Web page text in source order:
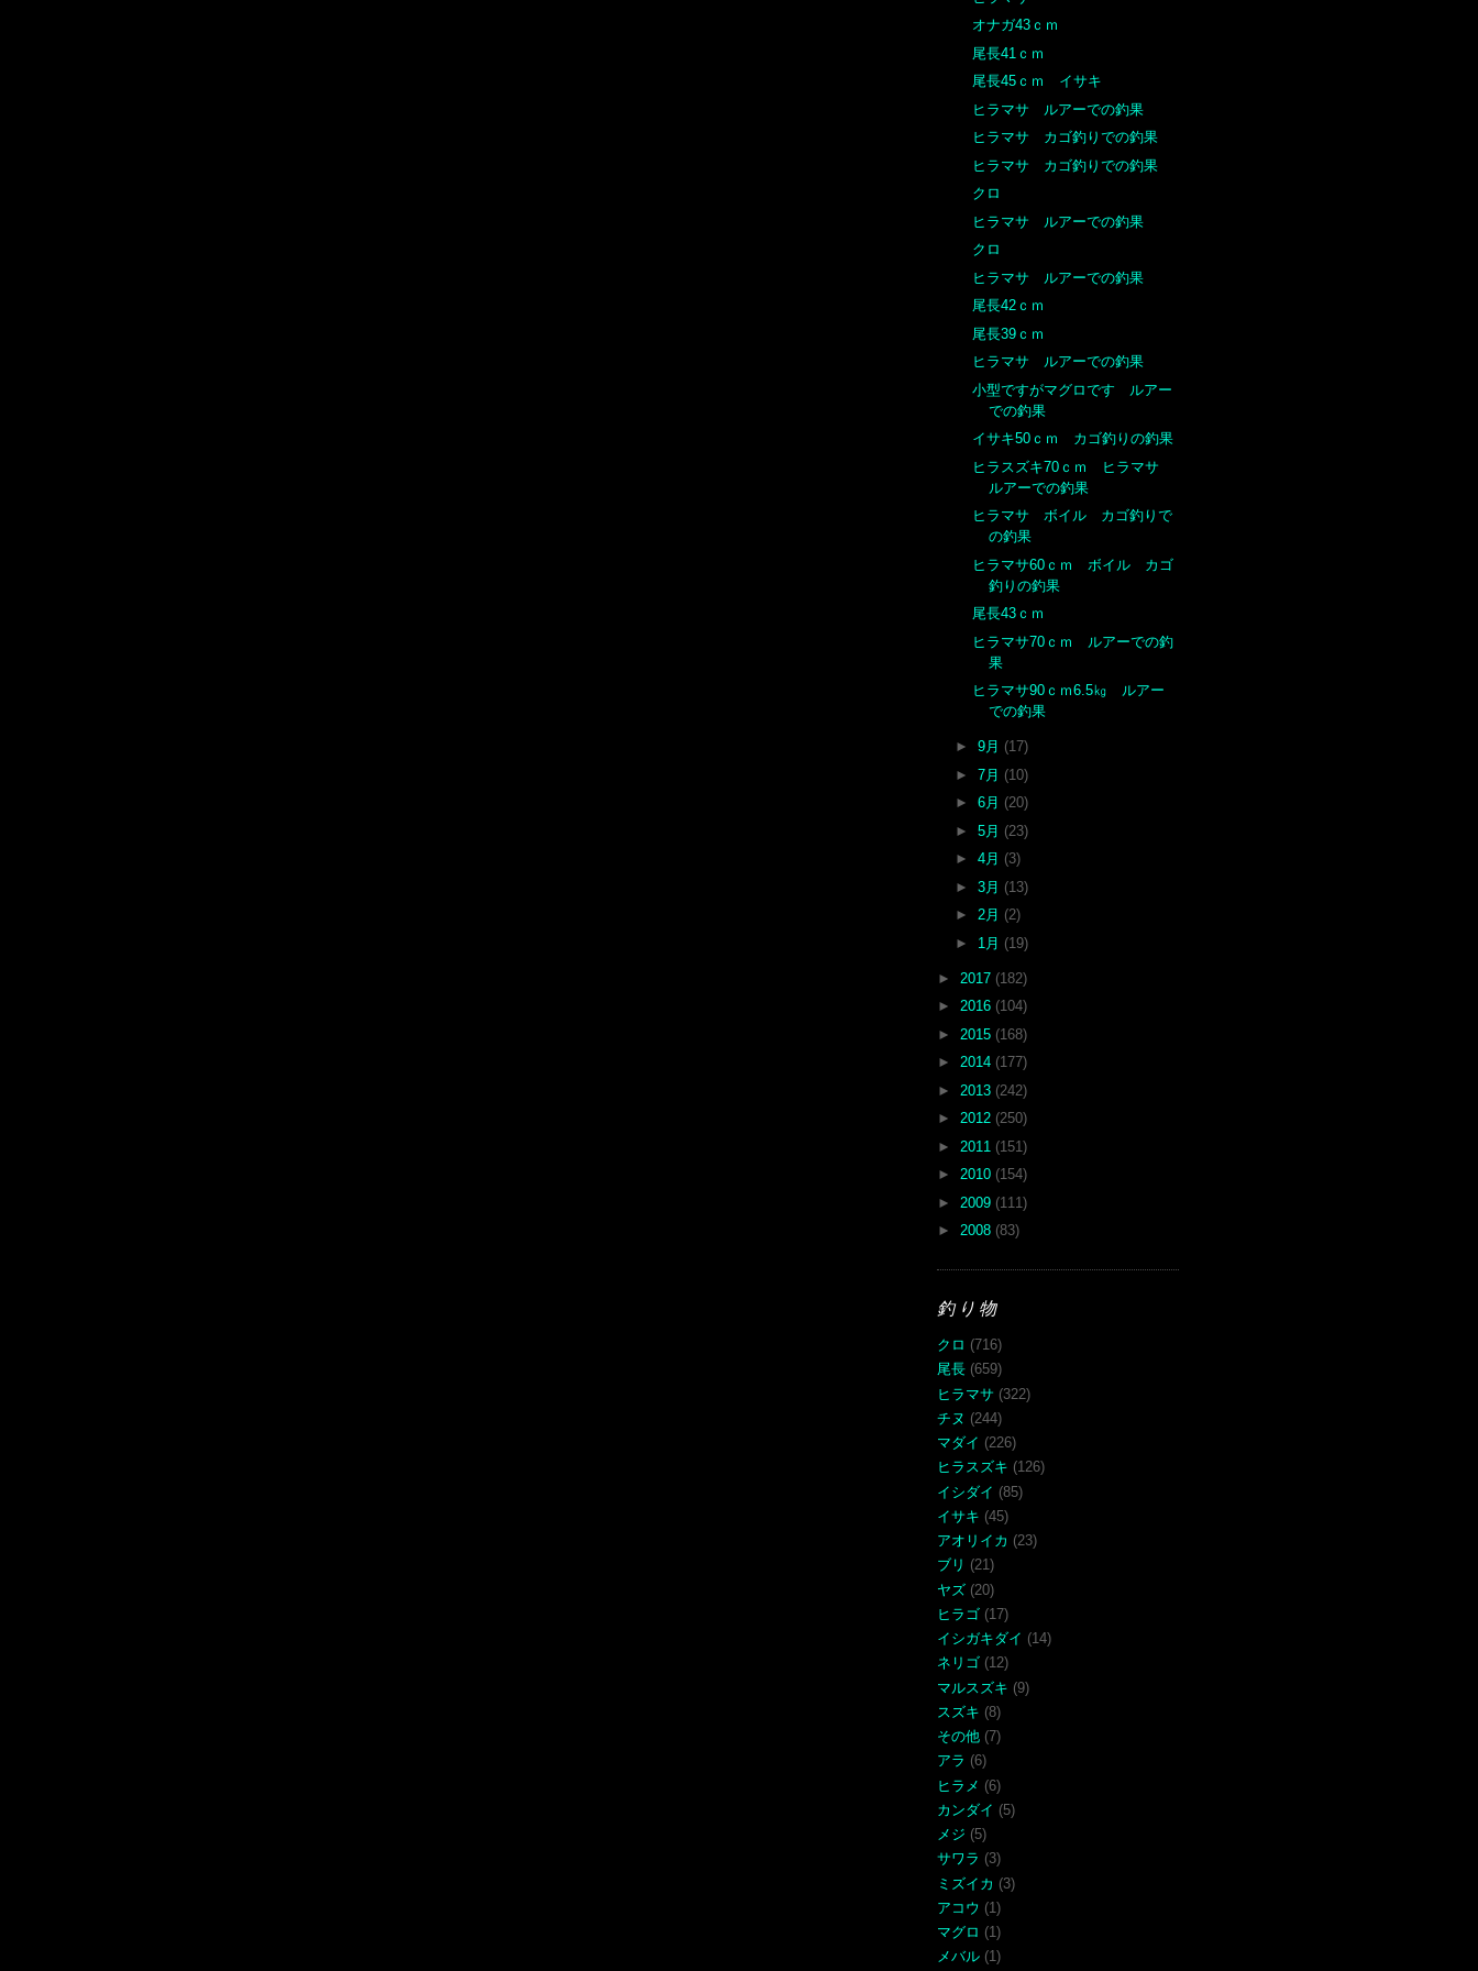
オナガ43ｃｍ
尾長41ｃｍ
尾長45ｃｍ イサキ
ヒラマサ ルアーでの釣果
ヒラマサ カゴ釣りでの釣果
ヒラマサ カゴ釣りでの釣果
クロ
ヒラマサ ルアーでの釣果
クロ
ヒラマサ ルアーでの釣果
尾長42ｃｍ
尾長39ｃｍ
ヒラマサ ルアーでの釣果
小型ですがマグロです ルアー
での釣果
イサキ50ｃｍ カゴ釣りの釣果
ヒラスズキ70ｃｍ ヒラマサ
ルアーでの釣果
ヒラマサ ボイル カゴ釣りで
の釣果
ヒラマサ60ｃｍ ボイル カゴ
釣りの釣果
尾長43ｃｍ
ヒラマサ70ｃｍ ルアーでの釣
果
ヒラマサ90ｃｍ6.5㎏ ルアー
での釣果
► 9月 (17)
► 7月 (10)
► 6月 (20)
► 5月 (23)
► 4月 (3)
► 3月 (13)
► 2月 (2)
► 1月 (19)
► 2017 (182)
► 2016 (104)
► 2015 (168)
► 2014 (177)
► 2013 (242)
► 2012 (250)
► 2011 (151)
► 2010 (154)
► 2009 (111)
► 2008 (83)
釣り物
クロ (716)
尾長 (659)
ヒラマサ (322)
チヌ (244)
マダイ (226)
ヒラスズキ (126)
イシダイ (85)
イサキ (45)
アオリイカ (23)
ブリ (21)
ヤズ (20)
ヒラゴ (17)
イシガキダイ (14)
ネリゴ (12)
マルスズキ (9)
スズキ (8)
その他 (7)
アラ (6)
ヒラメ (6)
カンダイ (5)
メジ (5)
サワラ (3)
ミズイカ (3)
アコウ (1)
マグロ (1)
メバル (1)